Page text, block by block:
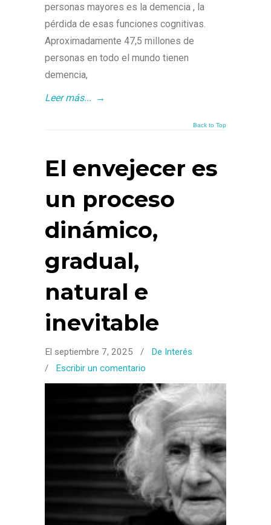
personas mayores es la demencia , la
pérdida de esas funciones cognitivas.
Aproximadamente 47,5 millones de
personas en todo el mundo tienen
demencia,
Leer más... →
Back to Top
El envejecer es
un proceso
dinámico,
gradual,
natural e
inevitable
El septiembre 7, 2025 /
De Interés
/ Escribir un comentario